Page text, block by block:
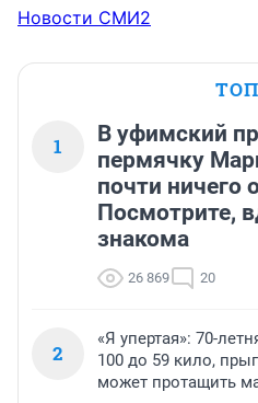
Новости СМИ2
1
В уфимский
пермячку
почти ничего
Посмотрите,
знакома
26 869 20
2
«Я упертая»: 70-
100 до 59 кило,
может протащить